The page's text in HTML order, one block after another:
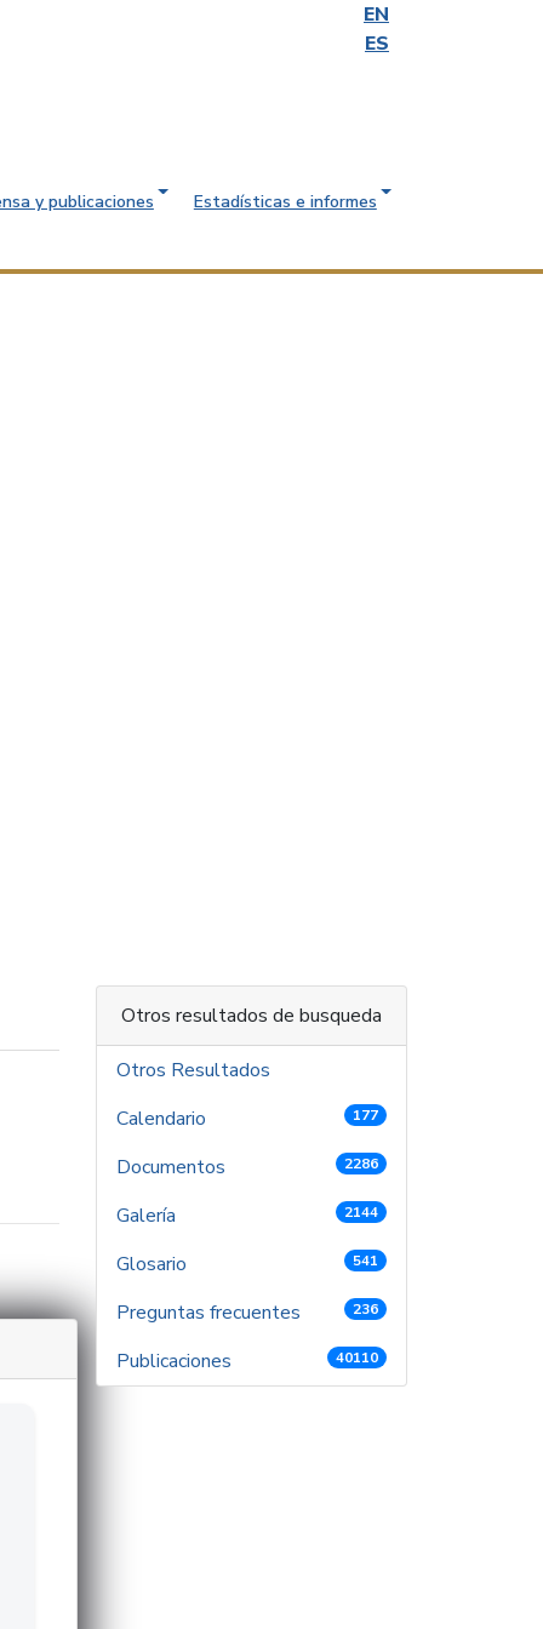
EN
ES
y publicaciones Estadísticas e informes
Otros resultados de busqueda
Otros Resultados
Calendario
177
Documentos 2286
Galería 2144
Glosario 541
Preguntas frecuentes 236
Publicaciones 40110